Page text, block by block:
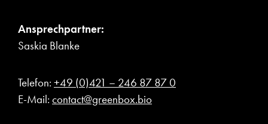
Ansprechpartner:
Saskia Blanke
Telefon: +49 (0)421 – 246 87 87 0
E-Mail: contact@greenbox.bio